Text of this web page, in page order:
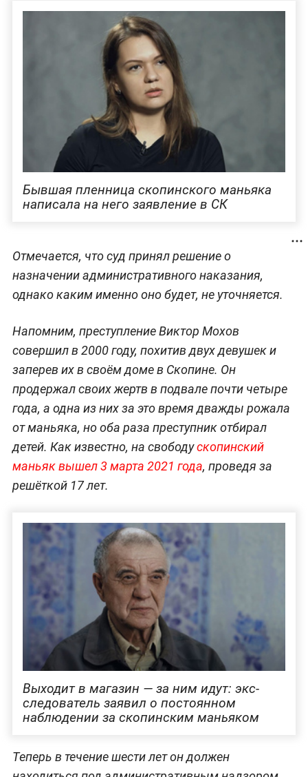
Бывшая пленница скопинского маньяка
написала на него заявление в СК
Отмечается, что суд принял решение о
назначении административного наказания,
однако каким именно оно будет, не уточняется.
Напомним, преступление Виктор Мохов
совершил в 2000 году, похитив двух девушек и
заперев их в своём доме в Скопине. Он
продержал своих жертв в подвале почти четыре
года, а одна из них за это время дважды рожала
от маньяка, но оба раза преступник отбирал
детей. Как известно, на свободускопинский
маньяк вышел 3 марта 2021 года, проведя за
решёткой 17 лет.
Выходит в магазин — за ним идут: экс-
следователь заявил о постоянном
наблюдении за скопинским маньяком
Теперь в течение шести лет он должен